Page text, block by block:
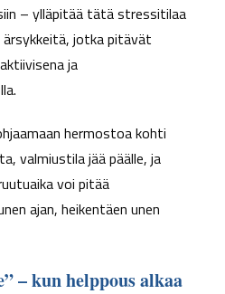
– ylläpitää tätä stressitilaa
ärsykkeitä, jotka pitävät
ja
hermostoa kohti
valmiustila jää päälle, ja
voi pitää
ajan, heikentäen unen
– kun helppous alkaa